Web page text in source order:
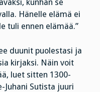
kunhan se
Hänelle elämä ei
tuli ennen elämää.”
duunit puolestasi ja
kirjaksi. Näin voit
luet sitten 1300-
Juhani Sutista juuri